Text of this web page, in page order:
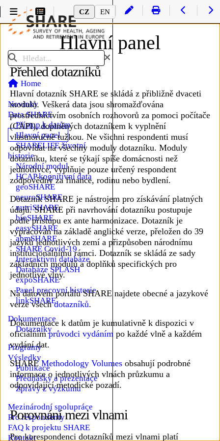
CZ EN
Hlavní panel
Přehled dotazníků
Hlavní dotazník SHARE se skládá z přibližně dvaceti
modulů. Veškerá data jsou shromažďována
prostřednictvím osobních rozhovorů za pomoci počítače
(CAPI), doplněných dotazníkem k vyplnění
vlastnoručně tužkou. Ne všichni respondenti musí
odpovídat na všechny moduly dotazníku. Moduly
dotazníku, které se týkají spíše domácnosti než
jednotlivce, vyplňuje pouze určený respondent
zodpovědný za finance, rodinu nebo bydlení.
Dotazník SHARE je nástrojem pro získávání platných
údajů. SHARE při navrhování dotazníku postupuje
podle přístupu ex ante harmonizace. Dotazník je
vypracován na základě anglické verze, přeložen do 39
jazyků jednotlivých zemí a přizpůsoben národnímu
institucionálnímu rámci. Dotazník se skládá ze sady
základních modulů a doplňků specifických pro
jednotlivé vlny.
Na datovém portálu SHARE najdete obecné a jazykové
verze všechdotazníků.
Dokumentace k datům je kumulativně k dispozici v
oficiálnímprůvodci vydáním po každé vlně a každém
vydání dat.
SHAREMethodology Volumes obsahují podrobné
informace o jednotlivých vlnách průzkumu a
odpovídající metodické pozadí.
Porovnání mezi vlnami
Pro korespondenci dotazníků mezi vlnami platí
Hledat
Home
Novinky
Podmenu Data SHARE
Data SHARE
Přístup k datům
Hlavní panel
SHARELIFE životní
historie
Národní modul
HCAP kognitivní data
geoSHARE
neuroSHARE
nutriSHARE
bioSHARE
easySHARE
abmSHARE
SHARE Covid-19
Interaktivní databáze
Databáze SPLASH
expoSHARE
Panel pracovní historie
linkSHARE
Podmenu Dokumentace
Dokumentace
Dotazníky
Programy
Podmenu Výsledky
Výsledky
Publikace
Přednášky a prezentace
Zprávy z výzkumu
Mezinárodní spolupráce
Pro respondenty
FAQ k projektu SHARE
Kontakt